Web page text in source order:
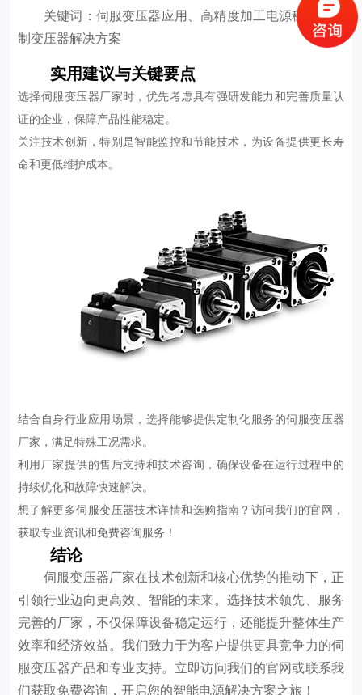
关键词：伺服变压器应用、高精度加工电源稳定、定
制变压器解决方案
实用建议与关键要点
选择伺服变压器厂家时，优先考虑具有强研发能力和完善质量认
证的企业，保障产品性能稳定。
关注技术创新，特别是智能监控和节能技术，为设备提供更长寿
命和更低维护成本。
结合自身行业应用场景，选择能够提供定制化服务的伺服变压器
厂家，满足特殊工况需求。
利用厂家提供的售后支持和技术咨询，确保设备在运行过程中的
持续优化和故障快速解决。
想了解更多伺服变压器技术详情和选购指南？访问我们的官网，
获取专业资讯和免费咨询服务！
结论
伺服变压器厂家在技术创新和核心优势的推动下，正
引领行业迈向更高效、智能的未来。选择技术领先、服务
完善的厂家，不仅保障设备稳定运行，还能提升整体生产
效率和经济效益。我们致力于为客户提供更具竞争力的伺
服变压器产品和专业支持。立即访问我们的官网或联系我
们获取免费咨询，开启您的智能电源解决方案之旅！